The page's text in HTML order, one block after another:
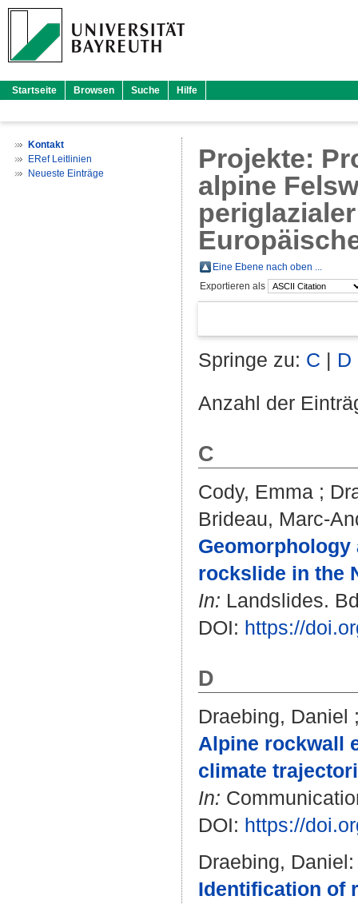
Startseite Browsen Suche Hilfe
Kontakt
ERef Leitlinien
Neueste Einträge
Projekte:
alpine
Eine Ebene nach oben ...
Exportieren als
Springe zu: C | D
Anzahl der
C
Cody, Emma ;
Brideau, Marc-
rockslide in the
In: Landslides.
DOI: https://
D
Draebing, Daniel
Alpine rockwall
climate
In:
DOI: https://
Draebing, Daniel:
Identification of